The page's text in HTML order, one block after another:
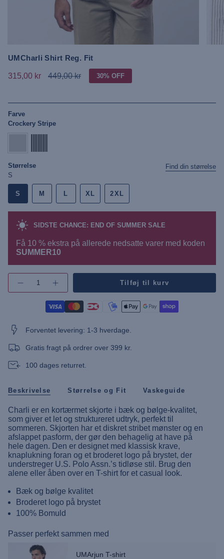
UMCharli Shirt Reg. Fit
315,00 kr 449,00 kr 30% OFF
Farve
Crockery Stripe
Størrelse
Find din størrelse
S
S M L XL 2XL
SIDSTE CHANCE: END OF SUMMER SALE
Få 10 % ekstra på allerede nedsatte varer med koden
SUMMER10
"decrease"=>"",
"multiples_of"=>"",
"minimum_of"=>"",
"maximum_of"=>""}
antallet
knap
-
Reg.
Tilføj til kurv
Forventet levering: 1-3 hverdage.
Gratis fragt på ordrer over 399 kr.
100 dages returret.
Beskrivelse Størrelse og Fit Vaskeguide
Charli er en kortærmet skjorte i bæk og bølge-kvalitet,
som giver et let og struktureret udtryk, perfekt til
sommeren. Skjorten har et diskret stribet mønster og en
afslappet pasform, der gør den behagelig at have på
hele dagen. Den er designet med klassisk krave,
knaplukning foran og et broderet logo på brystet, der
understreger U.S. Polo Assn.’s tidløse stil. Brug den
alene eller åben over en T-shirt for et casual look.
Bæk og bølge kvalitet
Broderet logo på brystet
100% Bomuld
Passer perfekt sammen med
UMArjun T-shirt